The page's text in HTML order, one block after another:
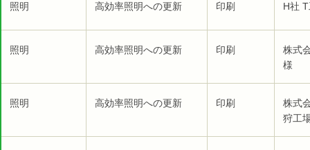
照明 高効率照明への更新 印刷 H社
照明 高効率照明への更新 印刷
株式
様
照明 高効率照明への更新 印刷
株式
狩工